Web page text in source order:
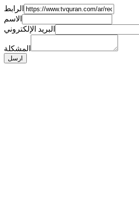
الرابط
الاسم
البريد الإلكتروني
المشكلة
ارسل